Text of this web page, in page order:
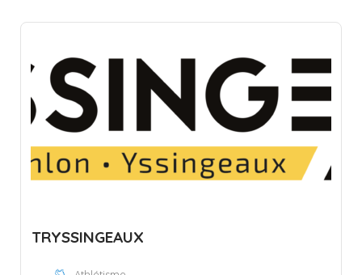
TRYSSINGEAUX